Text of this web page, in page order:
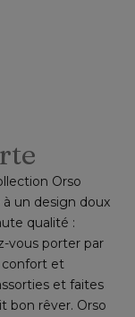
Orso
un design doux
qualité :
vous porter par
confort et
et faites
bon rêver. Orso